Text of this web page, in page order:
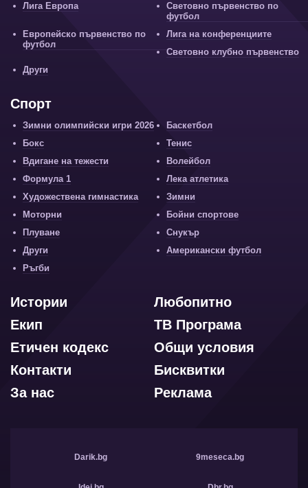
Лига Европа
Световно първенство по
футбол
Европейско първенство по
футбол
Лига на конференциите
Световно клубно първенство
Други
Спорт
Зимни олимпийски игри 2026
Баскетбол
Бокс
Тенис
Вдигане на тежести
Волейбол
Формула 1
Лека атлетика
Художествена гимнастика
Зимни
Моторни
Бойни спортове
Плуване
Снукър
Други
Американски футбол
Ръгби
Любопитно
Истории
ТВ Програма
Екип
Общи условия
Етичен кодекс
Бисквитки
Контакти
Реклама
За нас
Darik.bg 9meseca.bg